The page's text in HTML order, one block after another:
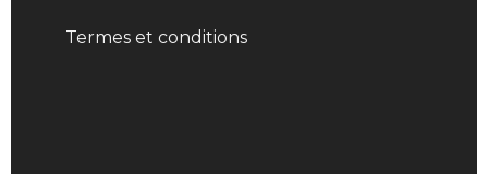
Termes et conditions